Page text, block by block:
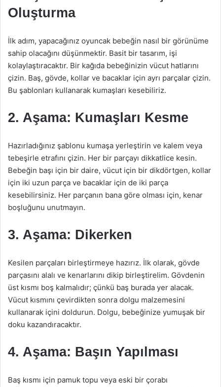
Oluşturma
İlk adım, yapacağınız oyuncak bebeğin nasıl bir görünüme
sahip olacağını düşünmektir. Basit bir tasarım, işi
kolaylaştıracaktır. Bir kağıda bebeğinizin vücut hatlarını
çizin. Baş, gövde, kollar ve bacaklar için ayrı parçalar çizin.
Bu şablonları kullanarak kumaşları kesebiliriz.
2. Aşama: Kumaşları Kesme
Hazırladığınız şablonu kumaşa yerleştirin ve kalem veya
tebeşirle etrafını çizin. Her bir parçayı dikkatlice kesin.
Bebeğin başı için bir daire, vücut için bir dikdörtgen, kollar
için iki uzun parça ve bacaklar için de iki parça
kesebilirsiniz. Her parçanın bana göre olması için, kenar
boşluğunu unutmayın.
3. Aşama: Dikerken
Kesilen parçaları birleştirmeye hazırız. İlk olarak, gövde
parçasını alalı ve kenarlarını dikip birleştirelim. Gövdenin
üst kısmı boş kalmalıdır; çünkü baş burada yer alacak.
Vücut kısmını çevirdikten sonra dolgu malzemesini
kullanarak içini doldurun. Dolgu, bebeğinize yumuşak bir
doku kazandıracaktır.
4. Aşama: Başın Yapılması
Baş kısmı için pamuk topu veya eski bir çorabı